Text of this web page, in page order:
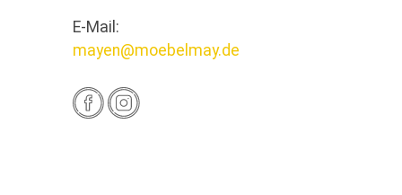
E-Mail:
mayen@moebelmay.de